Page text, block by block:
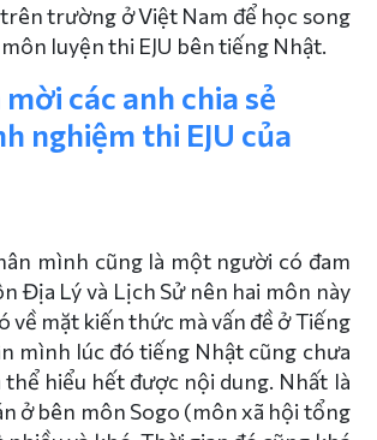
trường ở Việt Nam để học song
luyện thi EJU bên tiếng Nhật.
mời các anh chia sẻ
nghiệm thi EJU của
mình cũng là một người có đam
Địa Lý và Lịch Sử nên hai môn này
về mặt kiến thức mà vấn đề ở Tiếng
mình lúc đó tiếng Nhật cũng chưa
thể hiểu hết được nội dung. Nhất là
ở bên môn Sogo (môn xã hội tổng